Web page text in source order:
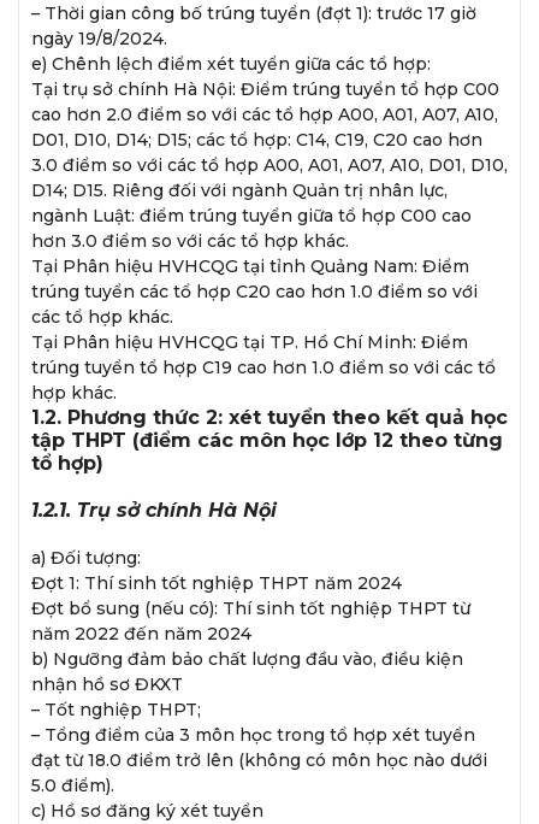
– Thời gian công bố trúng tuyển (đợt 1): trước 17 giờ
ngày 19/8/2024.
e) Chênh lệch điểm xét tuyển giữa các tổ hợp:
Tại trụ sở chính Hà Nội: Điểm trúng tuyển tổ hợp C00
cao hơn 2.0 điểm so với các tổ hợp A00, A01, A07, A10,
D01, D10, D14; D15; các tổ hợp: C14, C19, C20 cao hơn
3.0 điểm so với các tổ hợp A00, A01, A07, A10, D01, D10,
D14; D15. Riêng đối với ngành Quản trị nhân lực,
ngành Luật: điểm trúng tuyển giữa tổ hợp C00 cao
hơn 3.0 điểm so với các tổ hợp khác.
Tại Phân hiệu HVHCQG tại tỉnh Quảng Nam: Điểm
trúng tuyển các tổ hợp C20 cao hơn 1.0 điểm so với
các tổ hợp khác.
Tại Phân hiệu HVHCQG tại TP. Hồ Chí Minh: Điểm
trúng tuyển tổ hợp C19 cao hơn 1.0 điểm so với các tổ
hợp khác.
1.2. Phương thức 2: xét tuyển theo kết quả học
tập THPT (điểm các môn học lớp 12 theo từng
tổ hợp)
1.2.1. Trụ sở chính Hà Nội
a) Đối tượng:
Đợt 1: Thí sinh tốt nghiệp THPT năm 2024
Đợt bổ sung (nếu có): Thí sinh tốt nghiệp THPT từ
năm 2022 đến năm 2024
b) Ngưỡng đảm bảo chất lượng đầu vào, điều kiện
nhận hồ sơ ĐKXT
– Tốt nghiệp THPT;
– Tổng điểm của 3 môn học trong tổ hợp xét tuyển
đạt từ 18.0 điểm trở lên (không có môn học nào dưới
5.0 điểm).
c) Hồ sơ đăng ký xét tuyển